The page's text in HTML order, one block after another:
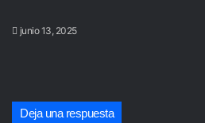
junio 13, 2025
Deja una respuesta